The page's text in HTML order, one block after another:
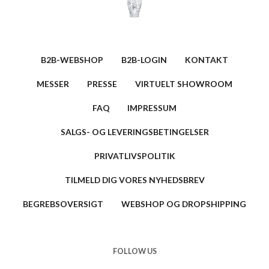
B2B-WEBSHOP B2B-LOGIN KONTAKT
MESSER PRESSE VIRTUELT SHOWROOM
FAQ IMPRESSUM
SALGS- OG LEVERINGSBETINGELSER
PRIVATLIVSPOLITIK
TILMELD DIG VORES NYHEDSBREV
BEGREBSOVERSIGT WEBSHOP OG DROPSHIPPING
FOLLOW US